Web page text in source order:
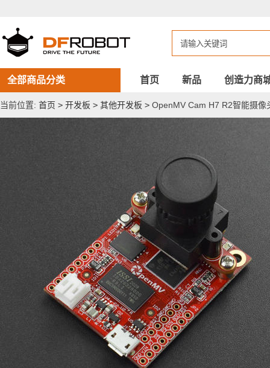
H7
R2
智
能
摄
像
头
全部商品分类 首页 新品 创造力商
当前位置: 首页 > 开发板 > 其他开发板 > OpenMV Cam H7 R2智能摄像